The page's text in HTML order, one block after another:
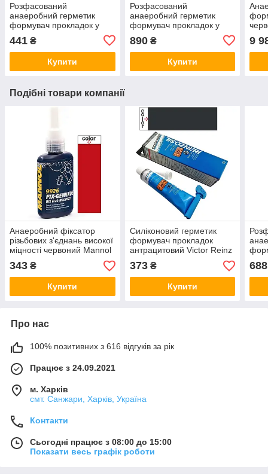
Розфасований
анаеробний герметик
формувач прокладок у
рожевий Loctite 510 20мл
441 ₴
Купити
Розфасований
анаеробний герметик
формувач прокладок у
помаранчевий Loctite 574
20мл
890₴
Купити
9
Подібні товари компанії
Анаеробний фіксатор
різьбових з'єднань високої
міцності червоний Mannol
9926 50мл
343 ₴
Купити
Силіконовий герметик
формувач прокладок
антрацитовий Victor Reinz
Reinzosil 70мл
373₴
Купити
688
Про нас
100% позитивних з 616 відгуків за рік
Працює з 24.09.2021
м. Харків
смт. Санжари, Харків, Україна
Контакти
Сьогодні працює з 08:00 до 15:00
Показати весь графік роботи